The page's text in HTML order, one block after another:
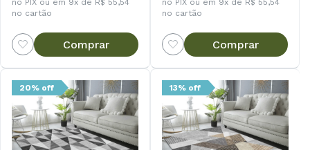
no cartão
Comprar
no cartão
Comprar
20% off 13% off